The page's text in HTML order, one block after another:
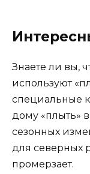
Знаете ли вы,
используют
специальные
дому «плыть»
сезонных
для северных
промерзает.